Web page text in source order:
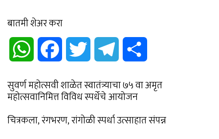
बातमी शेअर करा
WhatsApp Facebook Twitter Telegram
सुवर्ण महोत्सवी शाळेत स्वातंत्र्याचा ७५ वा अमृत
महोत्सवानिमित्त विविध स्पर्धेचे आयोजन
चित्रकला, रंगभरण, रांगोळी स्पर्धा उत्साहात संपन्न